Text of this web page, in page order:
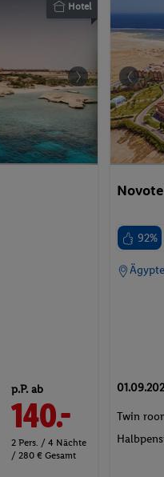
Hotel
p.P. ab
140.-
2 Pers. / 4 Nächte
/ 280 € Gesamt
92%
Twin